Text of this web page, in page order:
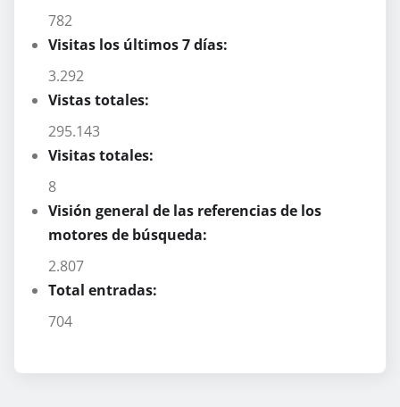
782
Visitas los últimos 7 días:
3.292
Vistas totales:
295.143
Visitas totales:
8
Visión general de las referencias de los
motores de búsqueda:
2.807
Total entradas:
704